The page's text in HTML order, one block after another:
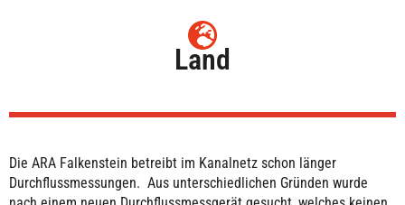
Land
Die ARA Falkenstein betreibt im Kanalnetz schon länger
Durchflussmessungen. Aus unterschiedlichen Gründen wurde